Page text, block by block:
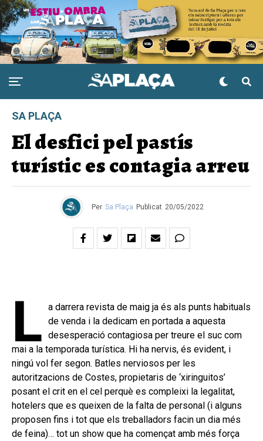
SA PLAÇA
El desfici pel pastís
turístic es contagia arreu
Per Sa Plaça Publicat 20/05/2022
L a darrera revista de maig ja és als punts habituals
de venda i la dedicam en portada a aquesta
desesperació contagiosa per treure el suc com
mai a la temporada turística. Hi ha nervis, és evident, i
ningú vol fer segon. Batles nerviosos per les
autoritzacions de Costes, propietaris de ‘xiringuitos’
posant el crit en el cel perquè es compleixi la legalitat,
hotelers que es queixen de la falta de personal (i alguns
proposen fins i tot que els treballadors facin un dia més
de feina)… tot un show que ha començat amb més força